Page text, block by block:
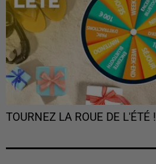
TOURNEZ LA ROUE DE L'ÉTÉ !